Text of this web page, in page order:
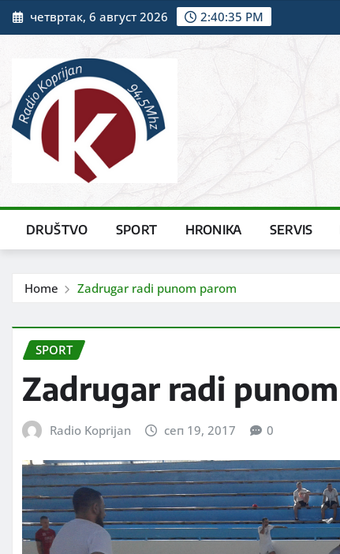
Skip
to
четвртак, 6 август 2026 2:40:37 PM
DRUŠTVO SPORT HRONIKA SERVIS
Home Zadrugar radi punom parom
SPORT
Zadrugar radi
Radio Koprijan сеп 19, 2017 0